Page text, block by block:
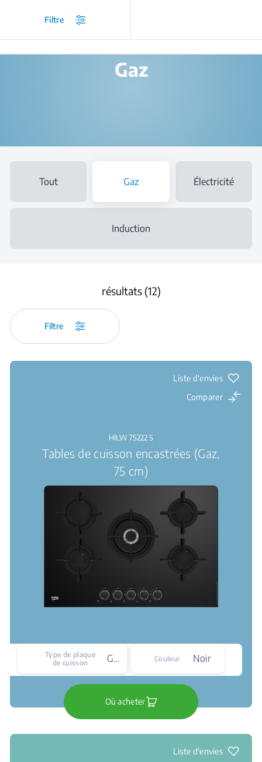
Produits
Gaz
Tout Gaz Électricité
Induction
résultats (12)
Filtre
Liste d'envies
Comparer
HILW 75222 S
Tables de cuisson encastrées (Gaz,
75 cm)
Type de plaque
de cuisson
Gaz Couleur Noir
Où acheter
Liste d'envies
Filtre